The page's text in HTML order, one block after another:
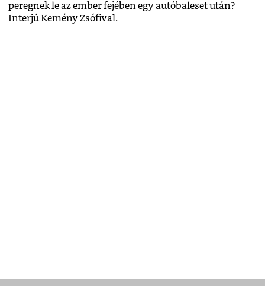
peregnek le az ember fejében egy autóbaleset után?
Interjú Kemény Zsófival.